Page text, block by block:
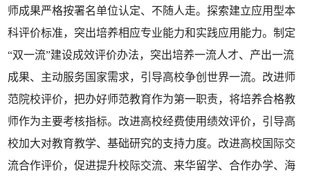
师成果严格按署名单位认定、不随人走。探索建立应用型本
科评价标准，突出培养相应专业能力和实践应用能力。制定
“双一流”建设成效评价办法，突出培养一流人才、产出一流
成果、主动服务国家需求，引导高校争创世界一流。改进师
范院校评价，把办好师范教育作为第一职责，将培养合格教
师作为主要考核指标。改进高校经费使用绩效评价，引导高
校加大对教育教学、基础研究的支持力度。改进高校国际交
流合作评价，促进提升校际交流、来华留学、合作办学、海